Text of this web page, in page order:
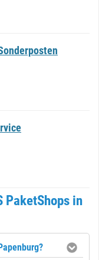
PaketShops in